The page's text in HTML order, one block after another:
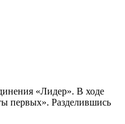
«Лидер». В ходе
первых». Разделившись